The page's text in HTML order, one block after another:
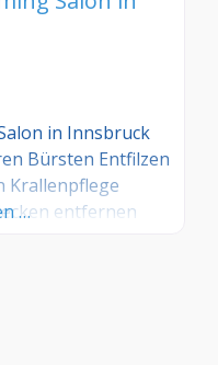
in Innsbruck
Bürsten Entfilzen
Krallenpflege
entfernen
…